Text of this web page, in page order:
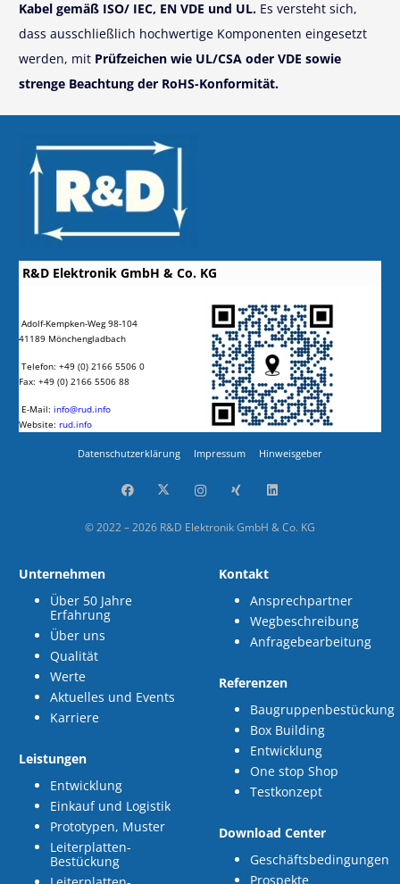
Kabel gemäß ISO/ IEC, EN VDE und UL. Es versteht sich,
dass ausschließlich hochwertige Komponenten eingesetzt
werden, mit Prüfzeichen wie UL/CSA oder VDE sowie
strenge Beachtung der RoHS-Konformität.
R&D Elektronik GmbH & Co. KG
Adolf-Kempken-Weg 98-104
41189 Mönchengladbach
Telefon: +49 (0) 2166 5506 0
Fax: +49 (0) 2166 5506 88
E-Mail: info@rud.info
Website: rud.info
Datenschutzerklärung Impressum Hinweisgeber
© 2022 – 2026 R&D Elektronik GmbH & Co. KG
Unternehmen
Über 50 Jahre
Erfahrung
Über uns
Qualität
Werte
Aktuelles und Events
Karriere
Leistungen
Entwicklung
Einkauf und Logistik
Prototypen, Muster
Leiterplatten-
Bestückung
Kontakt
Ansprechpartner
Wegbeschreibung
Anfragebearbeitung
Referenzen
Baugruppenbestückung
Box Building
Entwicklung
One stop Shop
Testkonzept
Download Center
Geschäftsbedingungen
Prospekte